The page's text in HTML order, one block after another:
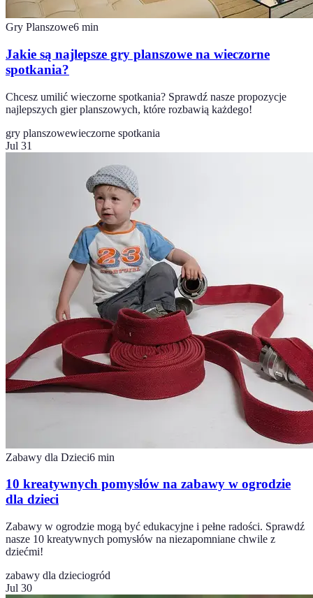
Gry Planszowe6 min
Jakie są najlepsze gry planszowe na wieczorne
spotkania?
Chcesz umilić wieczorne spotkania? Sprawdź nasze propozycje
najlepszych gier planszowych, które rozbawią każdego!
gry planszowewieczorne spotkania
Jul 31
Zabawy dla Dzieci6 min
10 kreatywnych pomysłów na zabawy w ogrodzie
dla dzieci
Zabawy w ogrodzie mogą być edukacyjne i pełne radości. Sprawdź
nasze 10 kreatywnych pomysłów na niezapomniane chwile z
dziećmi!
zabawy dla dzieciogród
Jul 30